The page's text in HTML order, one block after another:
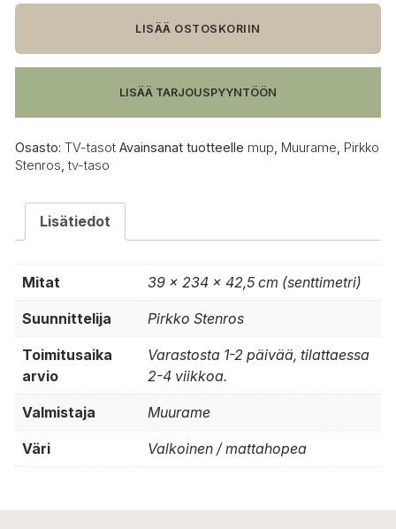
tv-
nelitele-
jalustalla,
leveä
määrä
LISÄÄ OSTOSKORIIN
LISÄÄ TARJOUSPYYNTÖÖN
Osasto: TV-tasot Avainsanat tuotteelle mup Muurame Pirkko
Stenros ,tv-taso
Lisätiedot
Mitat 39 × 234 × 42,5 cm (senttimetri)
Suunnittelija Pirkko Stenros
Toimitusaika
arvio
Varastosta 1-2 päivää, tilattaessa
2-4 viikkoa.
Valmistaja Muurame
Väri Valkoinen / mattahopea